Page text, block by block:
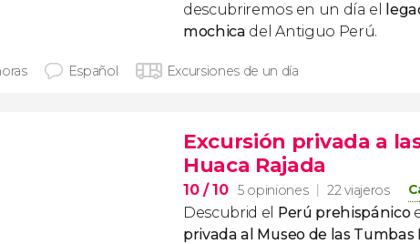
descubriremos en un día el
mochica del Antiguo Perú.
Español Excursiones de un día
Excursión privada a
Huaca Rajada
10/ 10 5 opiniones 22 viajeros
Descubrid el Perú prehispánico
privada al Museo de lasTumbas